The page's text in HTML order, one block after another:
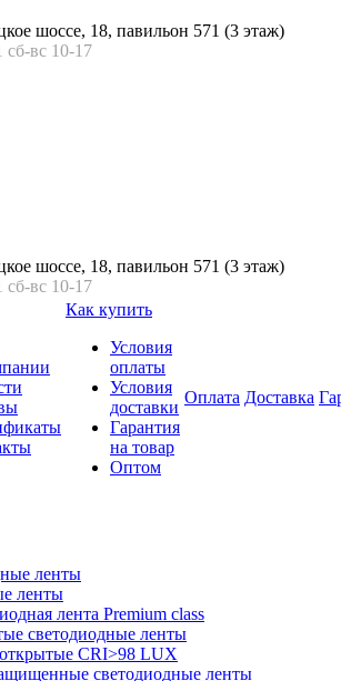
шоссе, 18, павильон 571 (3 этаж)
сб-вс 10-17
шоссе, 18, павильон 571 (3 этаж)
сб-вс 10-17
Как купить
Условия
оплаты
Условия
доставки
Гарантия
на товар
Оптом
Оплата Доставка
ленты
лента Premium class
светодиодные ленты
CRI>98 LUX
светодиодные ленты